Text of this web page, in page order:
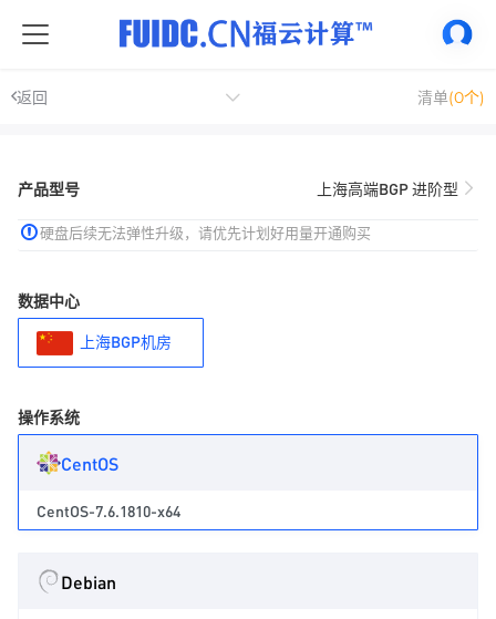
返回 清单(0个)
产品型号 上海高端BGP 进阶型
硬盘后续无法弹性升级，请优先计划好用量开通购买
数据中心
上海BGP机房
操作系统
CentOS
CentOS-7.6.1810-x64
Debian